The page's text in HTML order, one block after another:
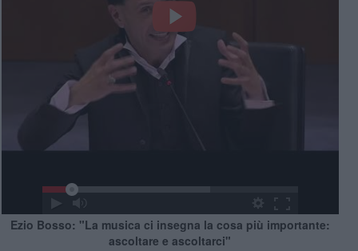
Ezio Bosso: "La musica ci insegna la cosa più importante:
ascoltare e ascoltarci"